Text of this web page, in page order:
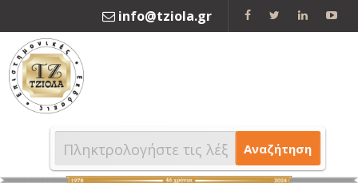
info@tziola.gr
Αναζήτηση